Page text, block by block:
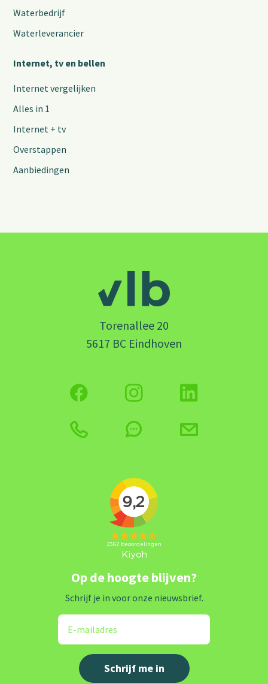
Waterbedrijf
Waterleverancier
Internet, tv en bellen
Internet vergelijken
Alles in 1
Internet + tv
Overstappen
Aanbiedingen
Torenallee 20
5617 BC Eindhoven
Op de hoogte blijven?
Schrijf je in voor onze nieuwsbrief.